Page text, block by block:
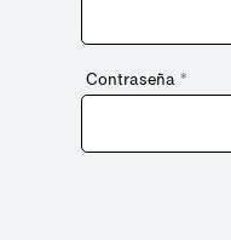
Contraseña *